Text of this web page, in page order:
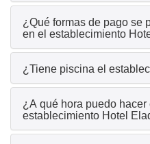
¿Qué formas de pago se
en el establecimiento
¿Tiene piscina el
¿A qué hora puedo hacer
establecimiento Hotel